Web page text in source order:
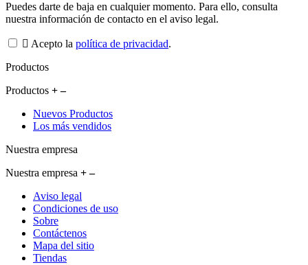
Puedes darte de baja en cualquier momento. Para ello, consulta
nuestra información de contacto en el aviso legal.
Acepto la política de privacidad.
Productos
Productos
Nuevos Productos
Los más vendidos
Nuestra empresa
Nuestra empresa
Aviso legal
Condiciones de uso
Sobre
Contáctenos
Mapa del sitio
Tiendas